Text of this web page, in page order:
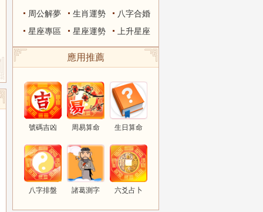
周公解夢 生肖運勢
八字合婚
星座專區
星座運勢 上升星座
應用推薦
號碼吉凶 周易算命 生日算命
八字排盤 諸葛測字 六爻占卜